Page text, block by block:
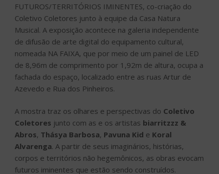
FUTUROS/TERRITÓRIOS IMINENTES, co-criação do
Coletivo Coletores junto à equipe da Casa Natura
Musical. A exposição acontece na galeria independente
de difusão de arte digital do equipamento cultural,
nomeada NA FAIXA, que por meio de um painel de LED
de 8,96m de comprimento por 1,92m de altura, ocupa a
fachada do espaço, localizado entre as ruas Artur de
Azevedo e Rua dos Pinheiros.
A mostra traz os olhares e perspectivas do Coletivo
Coletores junto com as e os artistas biarritzzz &
Abros, Thásya Barbosa, Pavuna Kid e Koral
Alvarenga. A partir de seus imaginários, histórias,
corpos e territórios não hegemônicos, as obras evocam
futuros iminentes que estão sendo construídos.